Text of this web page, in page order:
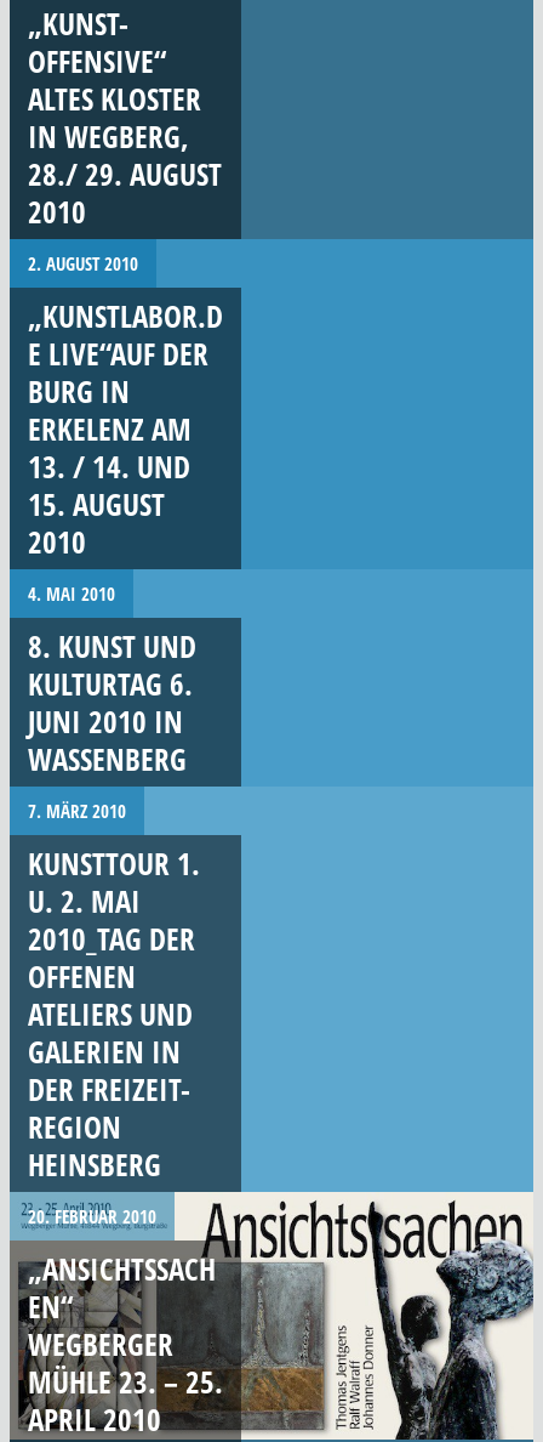
„KUNST-
OFFENSIVE“
ALTES KLOSTER
IN WEGBERG,
28./ 29. AUGUST
2010
2. AUGUST 2010
„KUNSTLABOR.D
E LIVE“AUF DER
BURG IN
ERKELENZ AM
13. / 14. UND
15. AUGUST
2010
4. MAI 2010
8. KUNST UND
KULTURTAG 6.
JUNI 2010 IN
WASSENBERG
7. MÄRZ 2010
KUNSTTOUR 1.
U. 2. MAI
2010_TAG DER
OFFENEN
ATELIERS UND
GALERIEN IN
DER FREIZEIT-
REGION
HEINSBERG
20. FEBRUAR 2010
„ANSICHTSSACH
EN“
WEGBERGER
MÜHLE 23. – 25.
APRIL 2010